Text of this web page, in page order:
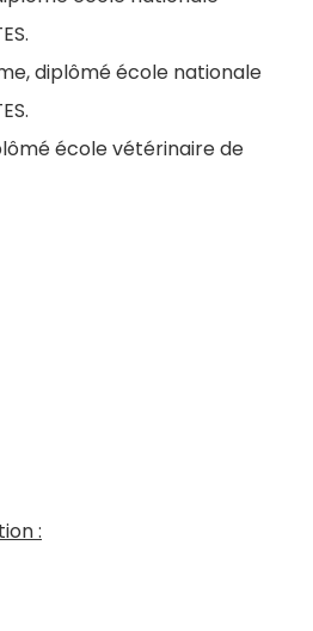
diplômé école nationale
école vétérinaire de
: